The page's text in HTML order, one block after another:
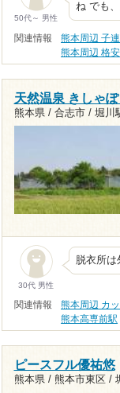
50代～ 男性
ね でも
関連情報 熊本周辺 子
熊本周辺 格
天然温泉 きしゃ
熊本県 / 合志市 / 堀川
30代 男性
脱衣所は
関連情報 熊本周辺 カ
熊本高専前駅
ピースフル優祐悠
熊本県 / 熊本市東区 /